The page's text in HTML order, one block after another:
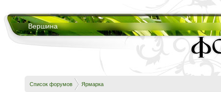
Вершина
Список форумов Ярмарка